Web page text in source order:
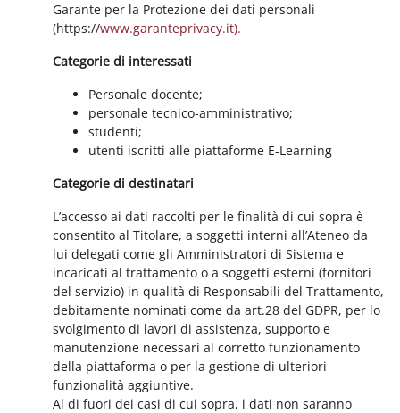
Garante per la Protezione dei dati personali
(https://www.garanteprivacy.it).
Categorie di interessati
Personale docente;
personale tecnico-amministrativo;
studenti;
utenti iscritti alle piattaforme E-Learning
Categorie di destinatari
L’accesso ai dati raccolti per le finalità di cui sopra è
consentito al Titolare, a soggetti interni all’Ateneo da
lui delegati come gli Amministratori di Sistema e
incaricati al trattamento o a soggetti esterni (fornitori
del servizio) in qualità di Responsabili del Trattamento,
debitamente nominati come da art.28 del GDPR, per lo
svolgimento di lavori di assistenza, supporto e
manutenzione necessari al corretto funzionamento
della piattaforma o per la gestione di ulteriori
funzionalità aggiuntive.
Al di fuori dei casi di cui sopra, i dati non saranno